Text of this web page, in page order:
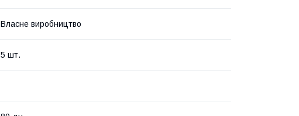
Власне виробництво
5 шт.